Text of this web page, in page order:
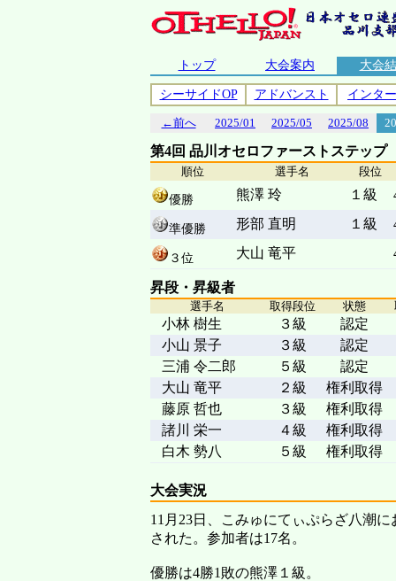
トップ 大会案内 大会
シーサイドOP アドバンスト インタ
←前へ 2025/01 2025/05 2025/08
第4回 品川オセロファーストステップ
順位 選手名 段位
優勝 熊澤 玲 １級
準優勝 形部 直明 １級
３位 大山 竜平
昇段・昇級者
選手名 取得段位 状態
小林 樹生 ３級
認定
小山 景子
３級
認定
三浦 令二郎
５級
認定
大山 竜平
２級
権利取得
藤原 哲也
３級
権利取得
諸川 栄一
４級
権利取得
白木 勢八
５級 権利取得
大会実況
11月23日、こみゅにてぃぷらざ八潮
された。参加者は17名。
優勝は4勝1敗の熊澤１級。